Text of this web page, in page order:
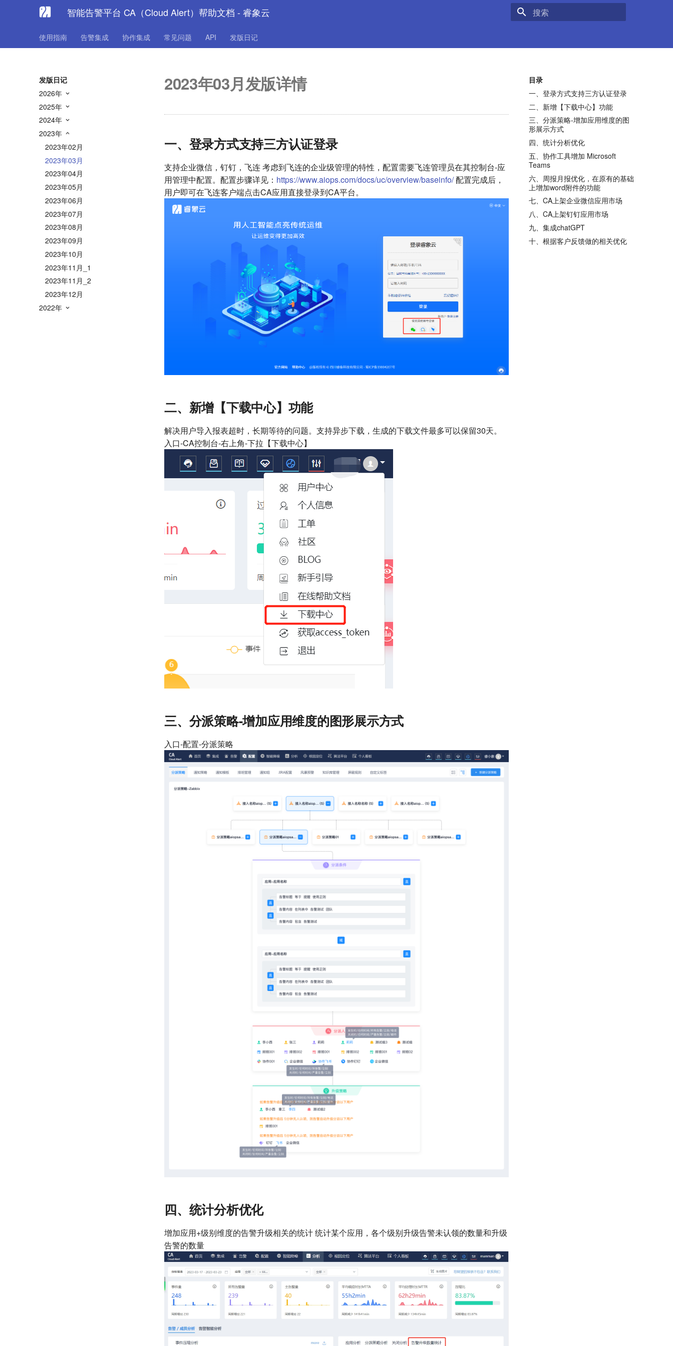
智能告警平台 CA（Cloud Alert）帮助文档 - 睿象云
使用指南 告警集成 协作集成 常见问题 API 发版日记
发版日记
2026年
2025年
2024年
2023年
2023年02月
2023年03月
2023年04月
2023年05月
2023年06月
2023年07月
2023年08月
2023年09月
2023年10月
2023年11月_1
2023年11月_2
2023年12月
2022年
目录
一、登录方式支持三方认证登录
二、新增【下载中心】功能
三、分派策略-增加应用维度的图
形展示方式
四、统计分析优化
五、协作工具增加 Microsoft
Teams
六、周报月报优化，在原有的基础
上增加word附件的功能
七、CA上架企业微信应用市场
八、CA上架钉钉应用市场
九、集成chatGPT
十、根据客户反馈做的相关优化
2023年03月发版详情
一、登录方式支持三方认证登录
支持企业微信，钉钉，飞连 考虑到飞连的企业级管理的特性，配置需要飞连管理员在其控制台-应
用管理中配置。配置步骤详见： https://www.aiops.com/docs/uc/overview/baseinfo/配置完成后，
用户即可在飞连客户端点击CA应用直接登录到CA平台。
二、新增【下载中心】功能
解决用户导入报表超时，长期等待的问题。支持异步下载，生成的下载文件最多可以保留30天。
入口-CA控制台-右上角-下拉【下载中心】
三、分派策略-增加应用维度的图形展示方式
入口-配置-分派策略
四、统计分析优化
增加应用+级别维度的告警升级相关的统计 统计某个应用，各个级别升级告警未认领的数量和升级
告警的数量